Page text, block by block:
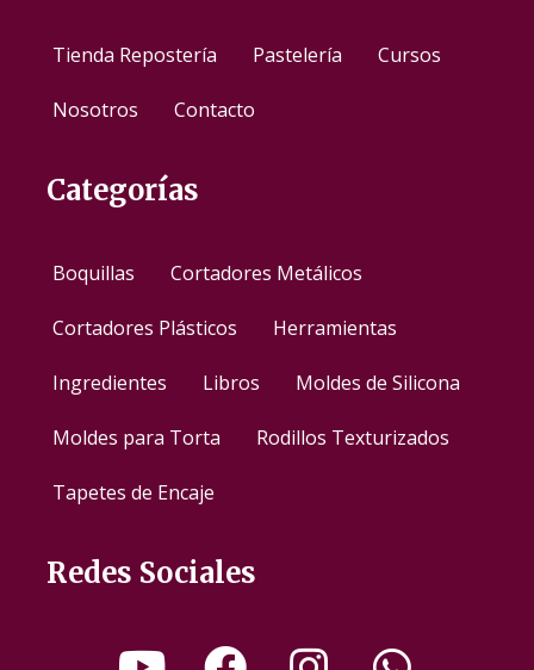
Tienda Repostería Pastelería Cursos
Nosotros Contacto
Categorías
Boquillas Cortadores Metálicos
Cortadores Plásticos Herramientas
Ingredientes Libros Moldes de Silicona
Moldes para Torta Rodillos Texturizados
Tapetes de Encaje
Redes Sociales